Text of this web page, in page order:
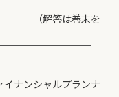
末を
プランナ